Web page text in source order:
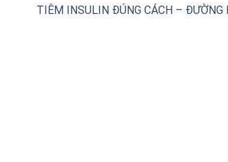
TIÊM INSULIN ĐÚNG CÁCH –